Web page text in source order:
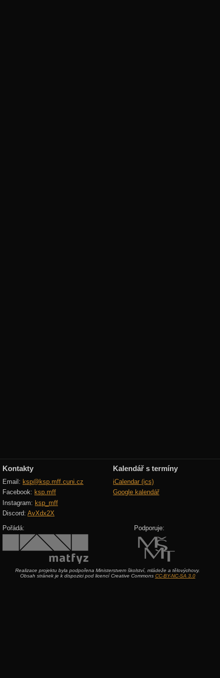
Kontakty
Email: ksp@ksp.mff.cuni.cz
Facebook: ksp.mff
Instagram: ksp_mff
Discord: AvXdx2X
Kalendář s termíny
iCalendar (ics)
Google kalendář
Pořádá: Podporuje:
Realizace projektu byla podpořena Ministerstvem školství, mládeže a tělovýchovy.
Obsah stránek je k dispozici pod licencí Creative Commons CC-BY-NC-SA 3.0